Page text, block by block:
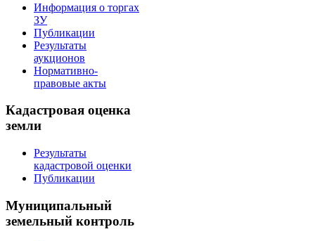
Информация о торгах
ЗУ
Публикации
Результаты
аукционов
Нормативно-
правовые акты
Кадастровая оценка
земли
Результаты
кадастровой оценки
Публикации
Муниципальный
земельный контроль